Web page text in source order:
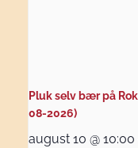
Pluk selv bær på
08-2026)
august 10 @ 10:00